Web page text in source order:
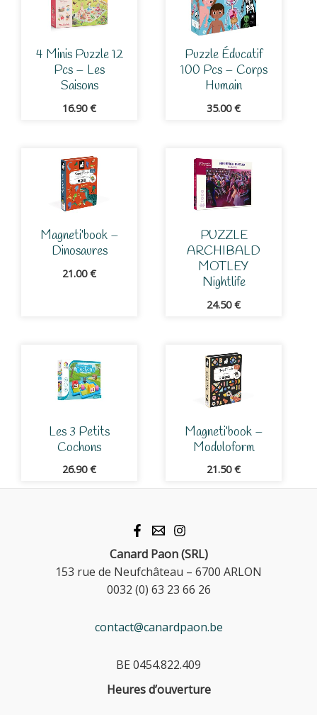
4 Minis Puzzle 12
Pcs – Les
Saisons
16.90€
Puzzle Éducatif
100 Pcs – Corps
Humain
35.00€
Magneti’book –
Dinosaures
21.00€
PUZZLE
ARCHIBALD
MOTLEY
Nightlife
24.50€
Les 3 Petits
Cochons
26.90€
Magneti’book –
Moduloform
21.50€
Canard Paon (SRL)
153 rue de Neufchâteau – 6700 ARLON
0032 (0) 63 23 66 26
contact@canardpaon.be
BE 0454.822.409
Heures d’ouverture